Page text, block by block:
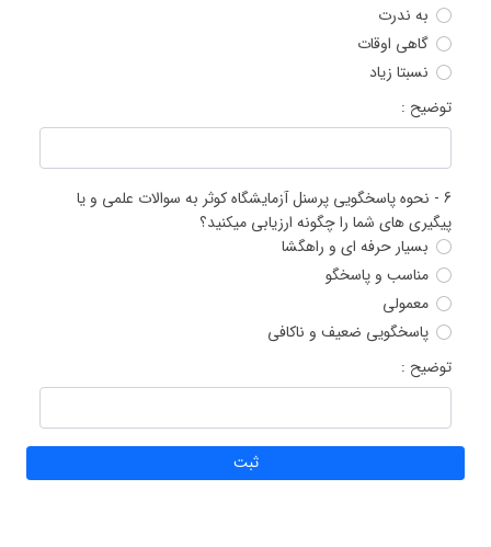
به ندرت
گاهی اوقات
نسبتا زیاد
توضیح :
6 -
نحوه پاسخگویی پرسنل آزمایشگاه کوثر به سوالات علمی و یا
پیگیری های شما را چگونه ارزیابی میکنید؟
بسیار حرفه ای و راهگشا
مناسب و پاسخگو
معمولی
پاسخگویی ضعیف و ناکافی
توضیح :